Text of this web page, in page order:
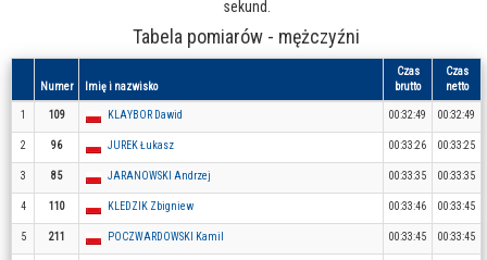
sekund.
Tabela pomiarów - mężczyźni
Numer Imię i nazwisko
Czas
brutto
Czas
netto
1 109 KLAYBOR Dawid 00:32:49 00:32:49
2 96 JUREK Łukasz 00:33:26 00:33:25
3 85 JARANOWSKI Andrzej 00:33:35 00:33:35
4 110 KLEDZIK Zbigniew 00:33:46 00:33:45
5 211 POCZWARDOWSKI Kamil 00:33:45 00:33:45